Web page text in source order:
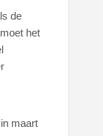
de
het
maart